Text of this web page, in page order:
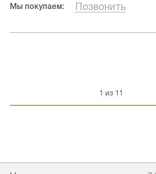
Мы покупаем: Позвонить
1 из 11